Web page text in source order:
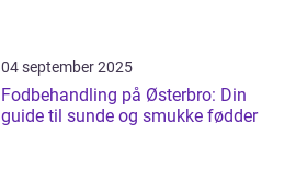
04 september 2025
Fodbehandling på Østerbro: Din
guide til sunde og smukke fødder